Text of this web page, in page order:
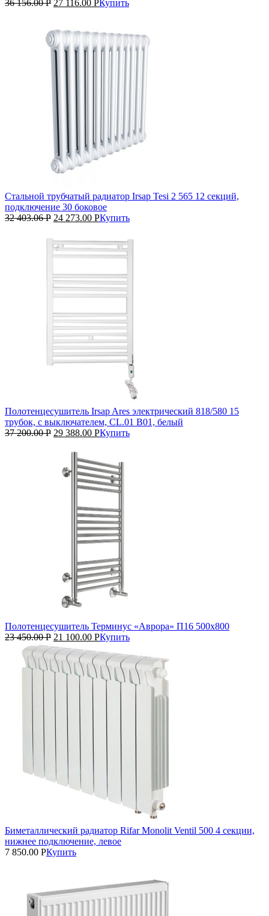
36 156.00Р 27 116.00 РКупить
Стальной трубчатый радиатор Irsap Tesi 2 565 12 секций,
подключение 30 боковое
32 403.06Р 24 273.00 РКупить
Полотенцесушитель Irsap Ares электрический 818/580 15
трубок, с выключателем, CL.01 B01, белый
37 200.00Р 29 388.00 РКупить
Полотенцесушитель Терминус «Аврора» П16 500х800
23 450.00Р 21 100.00 РКупить
Биметаллический радиатор Rifar Monolit Ventil 500 4 секции,
нижнее подключение, левое
7 850.00 РКупить